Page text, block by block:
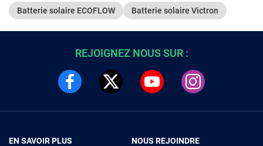
Batterie solaire ECOFLOW Batterie solaire Victron
REJOIGNEZ NOUS SUR :
EN SAVOIR PLUS
NOUS REJOINDRE